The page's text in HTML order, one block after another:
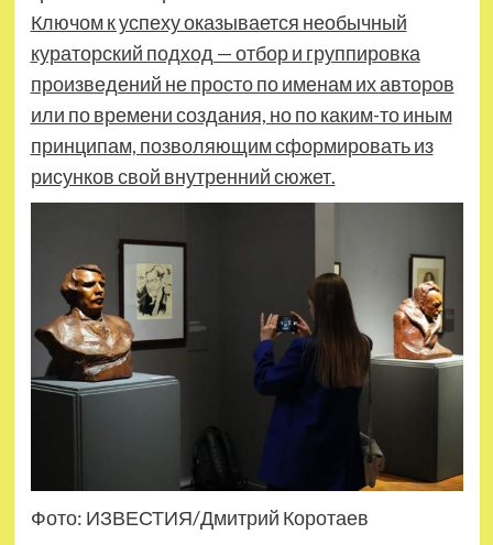
Ключом к успеху оказывается необычный
кураторский подход — отбор и группировка
произведений не просто по именам их авторов
или по времени создания, но по каким-то иным
принципам, позволяющим сформировать из
рисунков свой внутренний сюжет.
Фото: ИЗВЕСТИЯ/Дмитрий Коротаев